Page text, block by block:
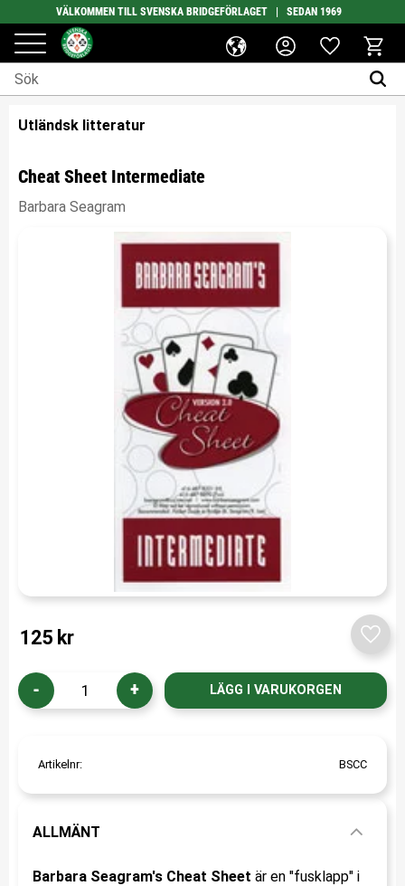
Meny
VÄLKOMMEN TILL SVENSKA BRIDGEFÖRLAGET | SEDAN 1969
Favoriter
Utländsk litteratur
Cheat Sheet Intermediate
Barbara Seagram
125 kr
+
-
Artikelnr BSCC
ALLMÄNT
Barbara Seagram's Cheat Sheet är en "fusklapp" i